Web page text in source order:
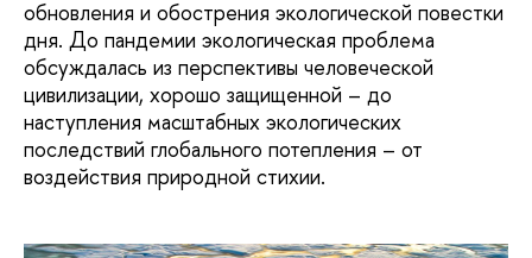
обновления и обострения экологической повестки
дня. До пандемии экологическая проблема
обсуждалась из перспективы человеческой
цивилизации, хорошо защищенной – до
наступления масштабных экологических
последствий глобального потепления – от
воздействия природной стихии.